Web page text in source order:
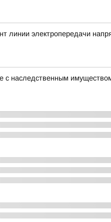
линии электропередачи
с наследственным